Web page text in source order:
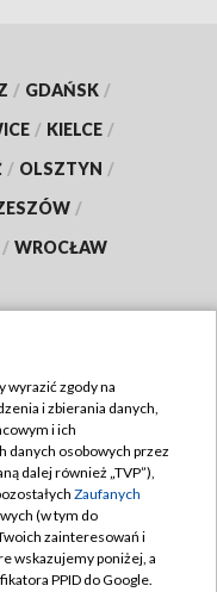
/ GDAŃSK /
/ KIELCE /
/ OLSZTYN /
/
/ WROCŁAW
wyrazić zgody na
i zbierania danych,
i ich
danych osobowych przez
dalej również „TVP”),
Zaufanych
(w tym do
zainteresowań i
wskazujemy poniżej, a
PPID do Google.